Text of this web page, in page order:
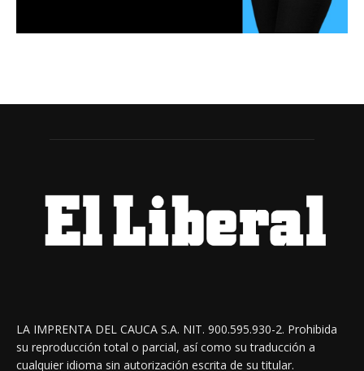
LA IMPRENTA DEL CAUCA S.A. NIT. 900.595.930-2. Prohibida
su reproducción total o parcial, así como su traducción a
cualquier idioma sin autorización escrita de su titular.